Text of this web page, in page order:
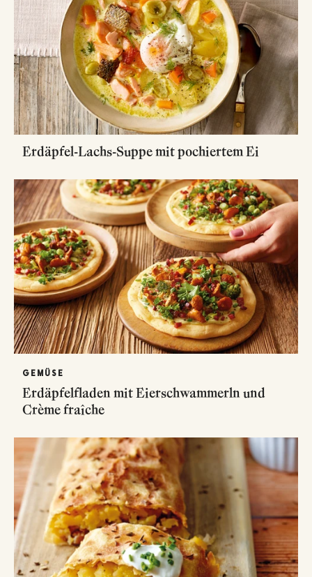
Erdäpfel-Lachs-Suppe mit pochiertem Ei
GEMÜSE
Erdäpfelfladen mit Eierschwammerln und
Crème fraîche